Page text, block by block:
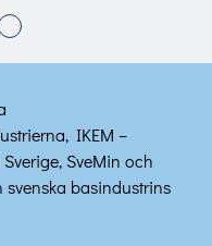
IKEM –
SveMin och
svenska basindustrins